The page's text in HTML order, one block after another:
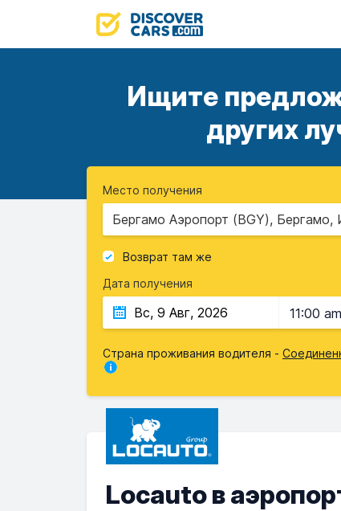
Ищите
других
Место получения
Бергамо Аэропорт (BGY), Бергамо,
Возврат там же
Дата получения
11:00 am
Страна проживания водителя -
Locauto в